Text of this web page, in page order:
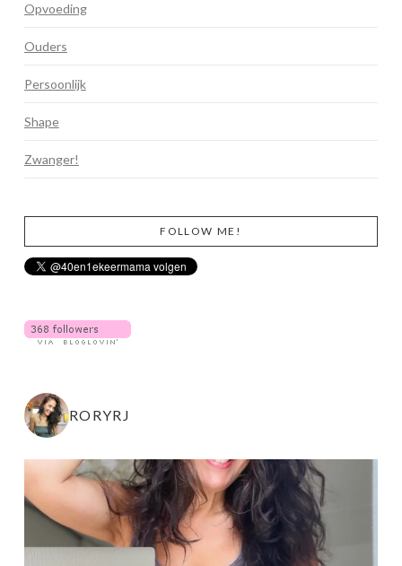
Opvoeding
Ouders
Persoonlijk
Shape
Zwanger!
FOLLOW ME!
RORYRJ